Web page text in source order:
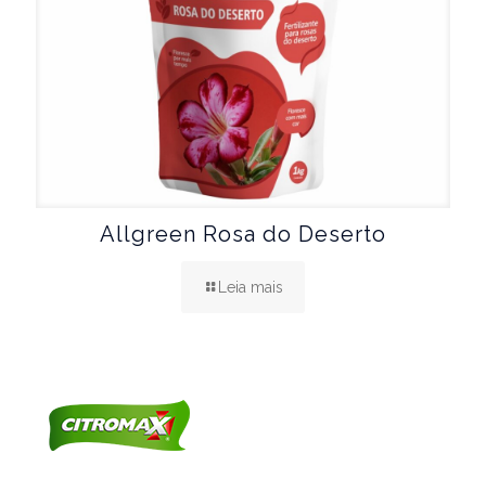
Allgreen Rosa do Deserto
Leia mais